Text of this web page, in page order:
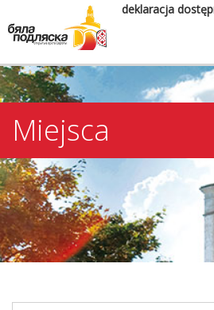
deklaracja
Miejsca